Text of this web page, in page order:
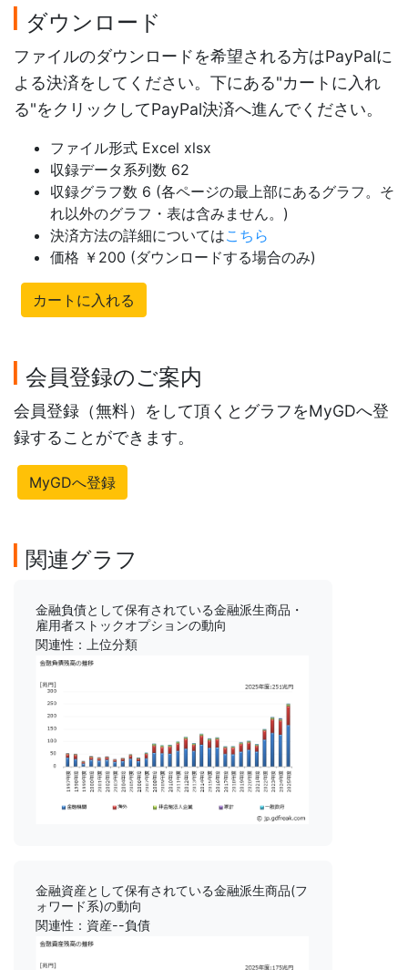
ダウンロード
ファイルのダウンロードを希望される方はPayPalに
よる決済をしてください。下にある"カートに入れ
る"をクリックしてPayPal決済へ進んでください。
ファイル形式 Excel xlsx
収録データ系列数 62
収録グラフ数 6 (各ページの最上部にあるグラフ。そ
れ以外のグラフ・表は含みません。)
決済方法の詳細についてはこちら
価格 ￥200 (ダウンロードする場合のみ)
カートに入れる
会員登録のご案内
会員登録（無料）をして頂くとグラフをMyGDへ登
録することができます。
MyGDへ登録
関連グラフ
金融負債として保有されている金融派生商品・
雇用者ストックオプションの動向
関連性：上位分類
金融資産として保有されている金融派生商品(フ
ォワード系)の動向
関連性：資産--負債